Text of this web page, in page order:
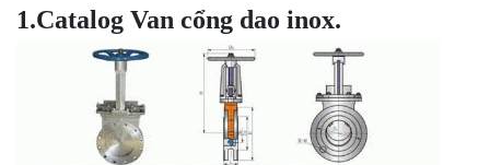
1.Catalog Van cổng dao inox.